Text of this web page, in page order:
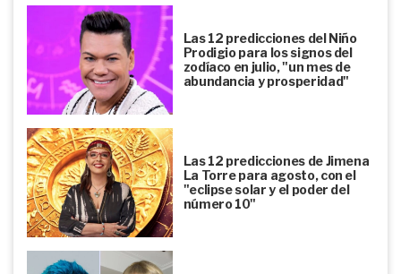
Las 12 predicciones del Niño
Prodigio para los signos del
zodíaco en julio, "un mes de
abundancia y prosperidad"
Las 12 predicciones de Jimena
La Torre para agosto, con el
"eclipse solar y el poder del
número 10"